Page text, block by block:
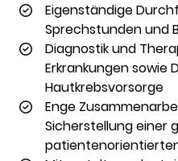
Eigenständige
Sprechstunden und
Diagnostik und
Erkrankungen sowie
Hautkrebsvorsorge
Enge
Sicherstellung einer